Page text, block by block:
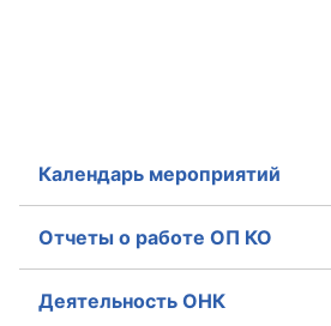
Рекомендации
Порядок работы ЦОН
Аппарат ОП КО
Календарь мероприятий
Отчеты о работе ОП КО
Деятельность ОНК